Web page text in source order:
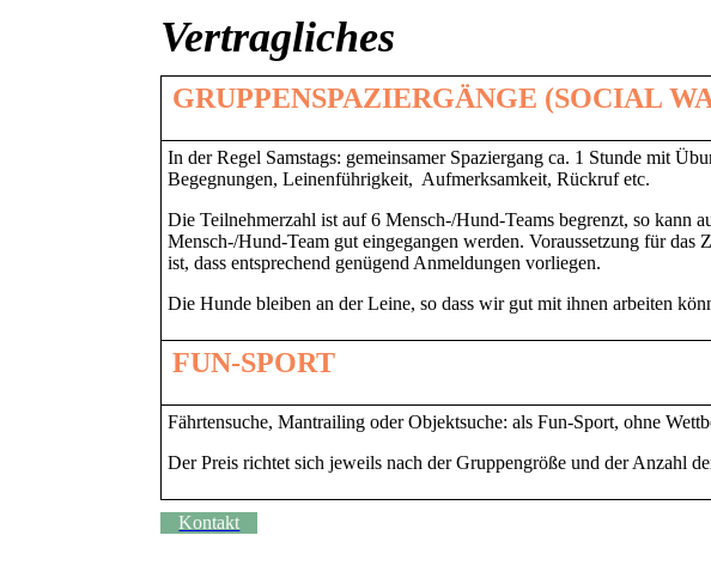
Vertragliches
GRUPPENSPAZIERGÄNGE (SOCIAL
In der Regel Samstags: gemeinsamer Spaziergang ca. 1 Stunde mit
Begegnungen, Leinenführigkeit, Aufmerksamkeit, Rückruf etc.
Die Teilnehmerzahl ist auf 6 Mensch-/Hund-Teams begrenzt, so kann
Mensch-/Hund-Team gut eingegangen werden. Voraussetzung für das
ist, dass entsprechend genügend Anmeldungen vorliegen.
Die Hunde bleiben an der Leine, so dass wir gut mit ihnen arbeiten
FUN-SPORT
Fährtensuche, Mantrailing oder Objektsuche: als Fun-Sport, ohne
Der Preis richtet sich jeweils nach der Gruppengröße und der Anzahl
Kontakt